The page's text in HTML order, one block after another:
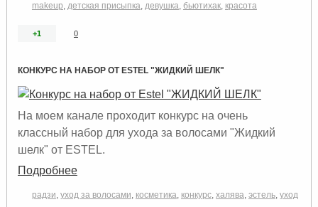
makeup, детская присыпка, девушка, бьютихак, красота
+1 0
КОНКУРС НА НАБОР ОТ ESTEL "ЖИДКИЙ ШЕЛК"
На моем канале проходит конкурс на очень
классный набор для ухода за волосами "Жидкий
шелк" от ESTEL.
Подробнее
радзи, уход за волосами, косметика, конкурс, халява, эстель, уход